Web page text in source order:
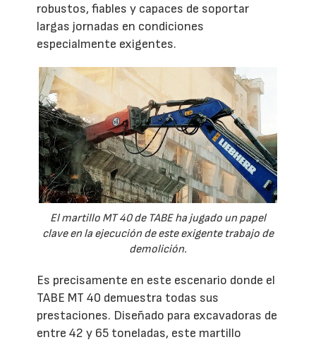
robustos, fiables y capaces de soportar
largas jornadas en condiciones
especialmente exigentes.
El martillo MT 40 de TABE ha jugado un papel
clave en la ejecución de este exigente trabajo de
demolición.
Es precisamente en este escenario donde el
TABE MT 40 demuestra todas sus
prestaciones. Diseñado para excavadoras de
entre 42 y 65 toneladas, este martillo